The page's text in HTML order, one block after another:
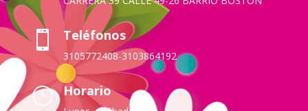
 Teléfonos
3105772408-3103864192
} Horario